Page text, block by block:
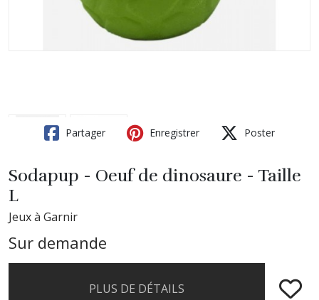
Partager Enregistrer Poster
Sodapup - Oeuf de dinosaure - Taille
L
Jeux à Garnir
Sur demande
PLUS DE DÉTAILS